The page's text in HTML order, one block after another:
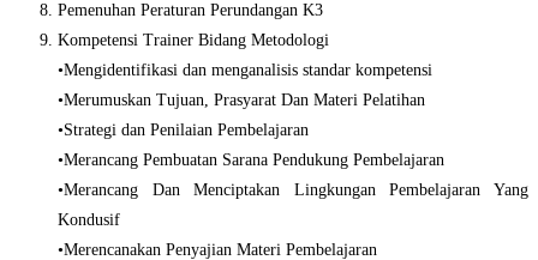
Pemenuhan Peraturan Perundangan K3
Kompetensi Trainer Bidang Metodologi
•Mengidentifikasi dan menganalisis standar kompetensi
•Merumuskan Tujuan, Prasyarat Dan Materi Pelatihan
•Strategi dan Penilaian Pembelajaran
•Merancang Pembuatan Sarana Pendukung Pembelajaran
•Merancang Dan Menciptakan Lingkungan Pembelajaran Yang
Kondusif
•Merencanakan Penyajian Materi Pembelajaran